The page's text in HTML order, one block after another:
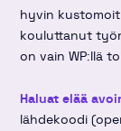
hyvin
kouluttanut
on vain WP:llä
Haluat elää
lähdekoodi